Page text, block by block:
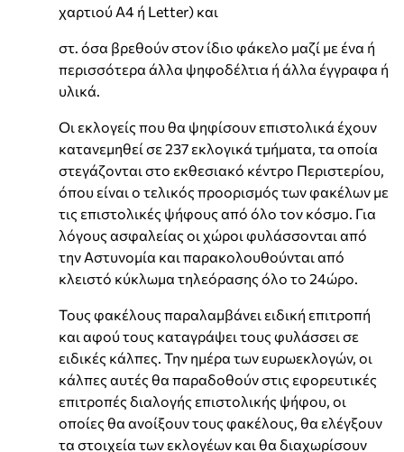
χαρτιού Α4 ή Letter) και
στ. όσα βρεθούν στον ίδιο φάκελο μαζί με ένα ή
περισσότερα άλλα ψηφοδέλτια ή άλλα έγγραφα ή
υλικά.
Οι εκλογείς που θα ψηφίσουν επιστολικά έχουν
κατανεμηθεί σε 237 εκλογικά τμήματα, τα οποία
στεγάζονται στο εκθεσιακό κέντρο Περιστερίου,
όπου είναι ο τελικός προορισμός των φακέλων με
τις επιστολικές ψήφους από όλο τον κόσμο. Για
λόγους ασφαλείας οι χώροι φυλάσσονται από
την Αστυνομία και παρακολουθούνται από
κλειστό κύκλωμα τηλεόρασης όλο το 24ώρο.
Τους φακέλους παραλαμβάνει ειδική επιτροπή
και αφού τους καταγράψει τους φυλάσσει σε
ειδικές κάλπες. Την ημέρα των ευρωεκλογών, οι
κάλπες αυτές θα παραδοθούν στις εφορευτικές
επιτροπές διαλογής επιστολικής ψήφου, οι
οποίες θα ανοίξουν τους φακέλους, θα ελέγξουν
τα στοιχεία των εκλογέων και θα διαχωρίσουν